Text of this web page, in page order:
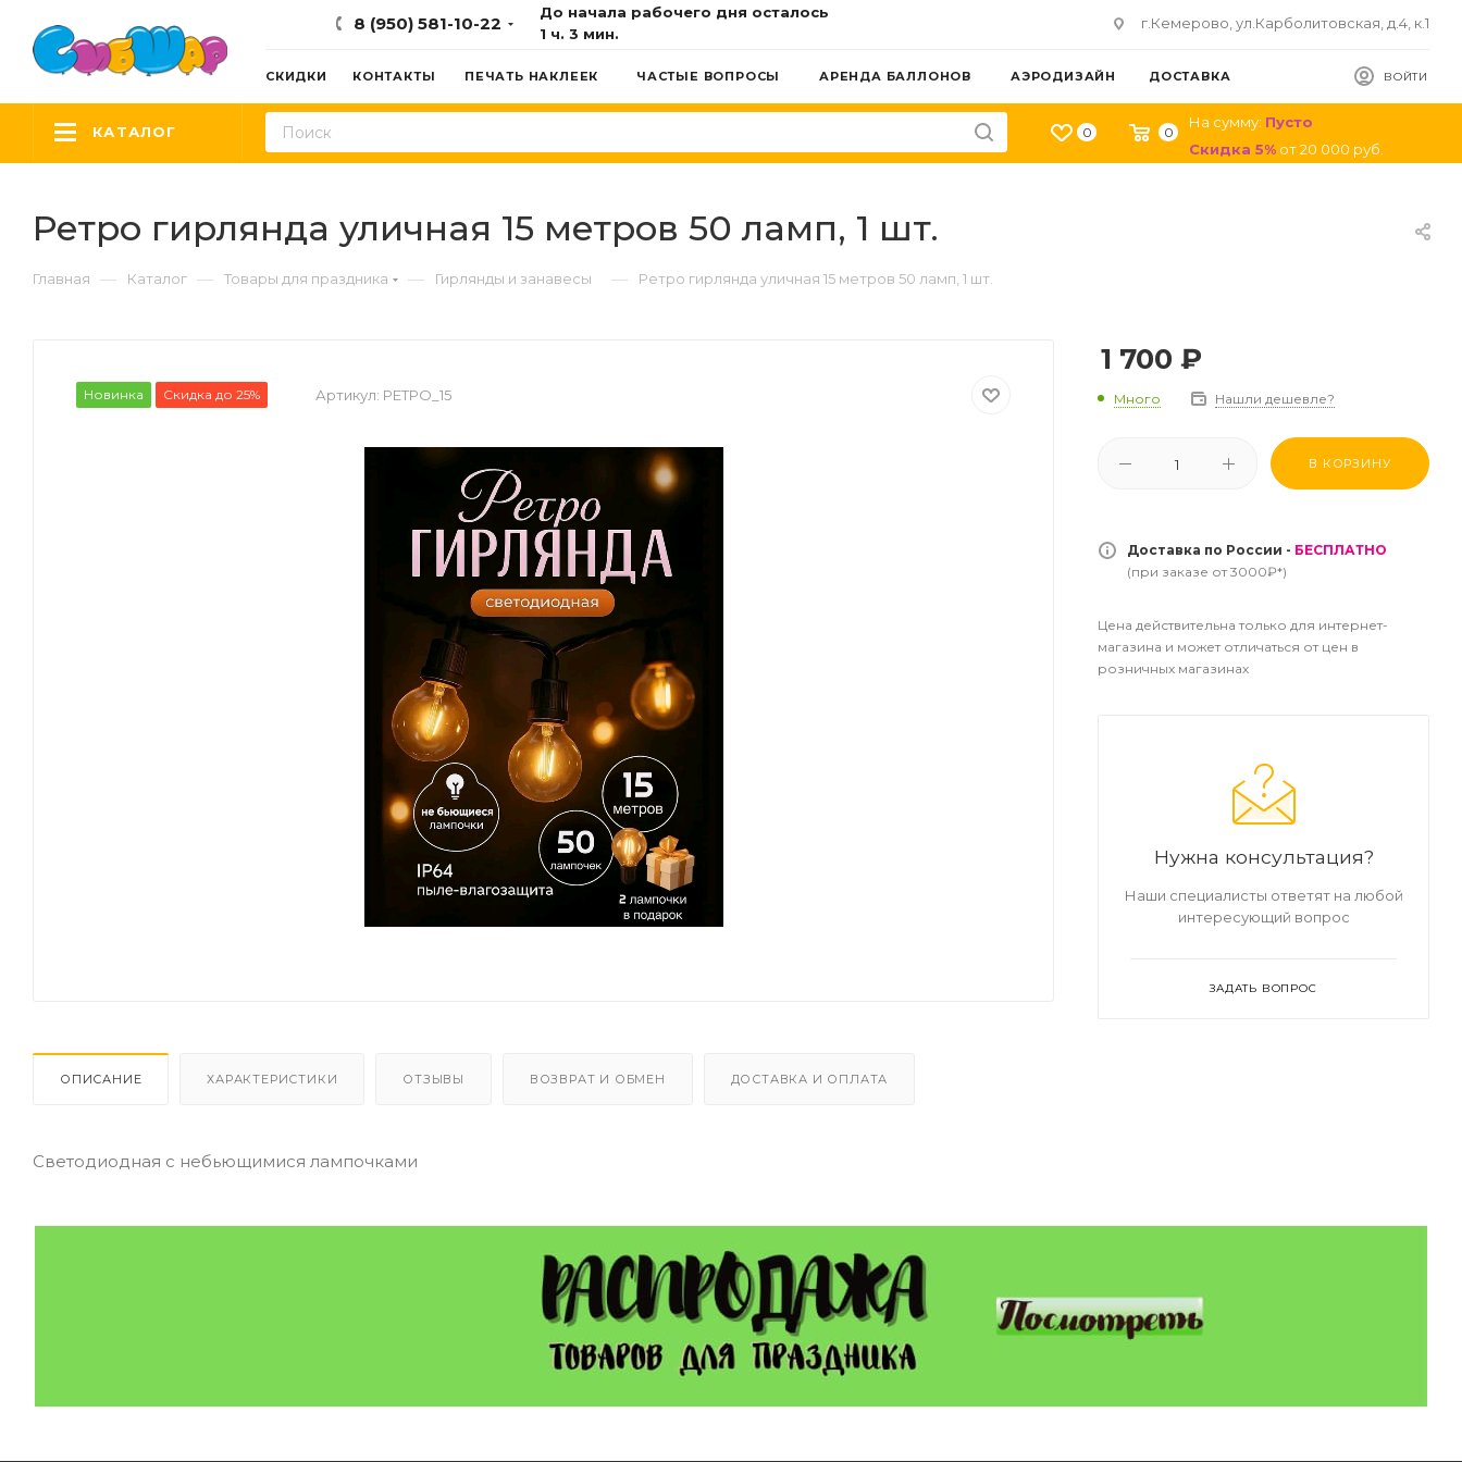
8 (950) 581-10-22
До начала рабочего дня осталось
1 ч. 3 мин.
г.Кемерово, ул.Карболитовская, д.4, к.1
ВОЙТИ
СКИДКИ КОНТАКТЫ ПЕЧАТЬ НАКЛЕЕК ЧАСТЫЕ ВОПРОСЫ АРЕНДА БАЛЛОНОВ АЭРОДИЗАЙН ДОСТАВКА
0 0
На сумму: Пусто
Скидка 5% от20 000 руб.
КАТАЛОГ
Ретро гирлянда уличная 15 метров 50 ламп, 1 шт.
Главная — Каталог — Товары для праздника — Гирлянды и занавесы — Ретро гирлянда уличная 15 метров 50 ламп, 1 шт.
Новинка Скидка до 25% Артикул: РЕТРО_15
ОПИСАНИЕ ХАРАКТЕРИСТИКИ ОТЗЫВЫ ВОЗВРАТ И ОБМЕН ДОСТАВКА И ОПЛАТА
Светодиодная с небьющимися лампочками
1 700 ₽
Много Нашли дешевле?
В КОРЗИНУ
Доставка по России - БЕСПЛАТНО
(при заказе от 3000₽*)
Цена действительна только для интернет-
магазина и может отличаться от цен в
розничных магазинах
Нужна консультация?
Наши специалисты ответят на любой
интересующий вопрос
ЗАДАТЬ ВОПРОС